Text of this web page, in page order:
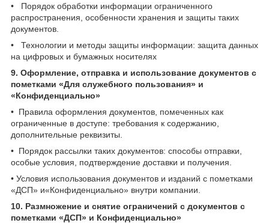
• Порядок обработки информации ограниченного
распространения, особенности хранения и защиты таких
документов.
• Технологии и методы защиты информации: защита данных
на цифровых и бумажных носителях
9. Оформление, отправка и использование документов с
пометками «Для служебного пользования» и
«Конфиденциально»
• Правила оформления документов, помеченных как
ограниченные в доступе: требования к содержанию,
дополнительные реквизиты.
• Порядок рассылки таких документов: способы отправки,
особые условия, подтверждение доставки и получения.
• Условия использования документов и изданий с пометками
«ДСП» и«Конфиденциально» внутри компании.
10. Размножение и снятие ограничений с документов с
пометками «ДСП» и Конфиденциально»